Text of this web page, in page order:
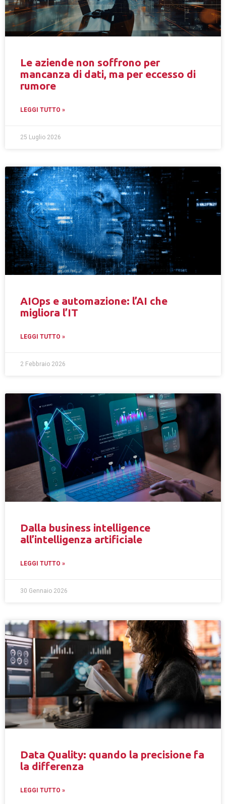
Le aziende non soffrono per
mancanza di dati, ma per eccesso di
rumore
LEGGI TUTTO »
25 Luglio 2026
AIOps e automazione: l’AI che
migliora l’IT
LEGGI TUTTO »
2 Febbraio 2026
Dalla business intelligence
all’intelligenza artificiale
LEGGI TUTTO »
30 Gennaio 2026
Data Quality: quando la precisione fa
la differenza
LEGGI TUTTO »